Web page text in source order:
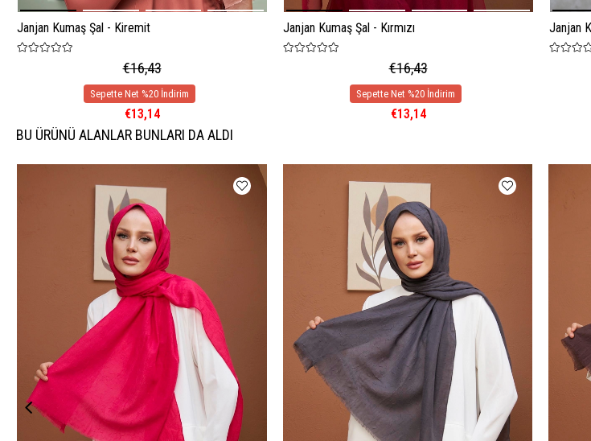
Janjan Kumaş Şal - Kiremit
€16,43
€13,14
Janjan Kumaş Şal - Kırmızı
€16,43
€13,14
Janjan
BU ÜRÜNÜ ALANLAR BUNLARI DA ALDI